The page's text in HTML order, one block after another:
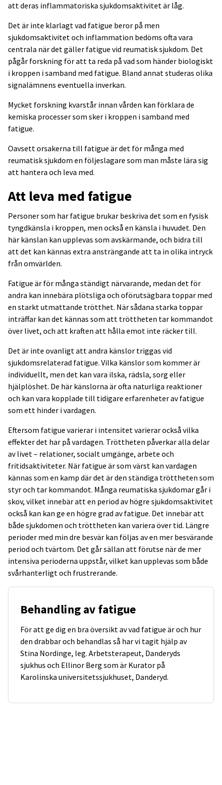
att deras inflammatoriska sjukdomsaktivitet är låg.
Det är inte klarlagt vad fatigue beror på men
sjukdomsaktivitet och inflamma­tion bedöms ofta vara
centrala när det gäller fatigue vid reumatisk sjukdom. Det
pågår forskning för att ta reda på vad som händer biologiskt
i kroppen i samband med fatigue. Bland annat studeras olika
signalämnens eventuella inverkan.
Mycket forskning kvarstår innan vården kan förklara de
kemiska processer som sker i kroppen i samband med
fatigue.
Oavsett orsakerna till fatigue är det för många med
reumatisk sjukdom en följe­slagare som man måste lära sig
att hantera och leva med.
Att leva med fatigue
Personer som har fatigue brukar beskriva det som en fysisk
tyngdkänsla i kroppen, men också en känsla i huvudet. Den
här känslan kan upplevas som avskärmande, och bidra till
att det kan kännas extra ansträngande att ta in olika intryck
från omvärlden.
Fatigue är för många ständigt närvarande, medan det för
andra kan innebära plötsliga och oförutsägbara toppar med
en starkt utmattande trötthet. När sådana starka toppar
inträffar kan det kännas som att tröttheten tar komman­dot
över livet, och att kraften att hålla emot inte räcker till.
Det är inte ovanligt att andra känslor triggas vid
sjukdomsrelaterad fatigue. Vilka känslor som kommer är
individuellt, men det kan vara ilska, rädsla, sorg eller
hjälplöshet. De här känslorna är ofta naturliga reaktioner
och kan vara kopplade till tidigare erfarenheter av fatigue
som ett hinder i vardagen.
Eftersom fatigue varierar i intensitet varierar också vilka
effekter det har på vardagen. Tröttheten påverkar alla delar
av livet – relationer, socialt umgänge, arbete och
fritidsaktiviteter. När fatigue är som värst kan vardagen
kännas som en kamp där det är den ständiga tröttheten som
styr och tar kommandot. Många reumatiska sjukdomar går i
skov, vilket innebär att en period av högre sjukdomsaktivitet
också kan kan ge en högre grad av fatigue. Det innebär att
både sjukdomen och tröttheten kan variera över tid. Längre
perioder med min­ dre besvär kan följas av en mer besvärande
period och tvärtom. Det går sällan att förutse när de mer
intensiva perioderna uppstår, vilket kan upplevas som både
svårhanterligt och frustrerande.
Behandling av fatigue
För att ge dig en bra översikt av vad fatigue är och hur
den drabbar och behandlas så har vi tagit hjälp av
Stina Nordinge, leg. Arbetsterapeut, Danderyds
sjukhus och Ellinor Berg som är Kurator på
Karolinska universitetssjukhuset, Danderyd.